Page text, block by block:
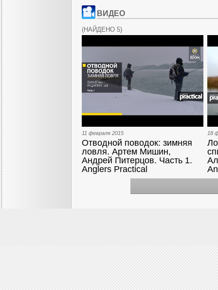
ВИДЕО
(НАЙДЕНО 5)
11 февраля 2015
Отводной поводок: зимняя
ловля. Артем Мишин,
Андрей Питерцов. Часть 1.
Anglers Practical
18